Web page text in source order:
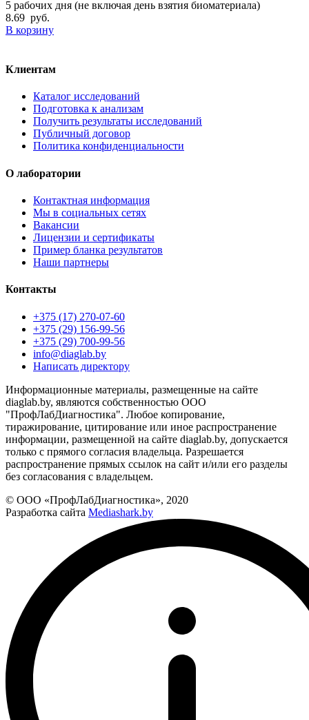
5 рабочих дня (не включая день взятия биоматериала)
8.69 руб.
В корзину
Клиентам
Каталог исследований
Подготовка к анализам
Получить результаты исследований
Публичный договор
Политика конфиденциальности
О лаборатории
Контактная информация
Мы в социальных сетях
Вакансии
Лицензии и сертификаты
Пример бланка результатов
Наши партнеры
Контакты
+375 (17) 270-07-60
+375 (29) 156-99-56
+375 (29) 700-99-56
info@diaglab.by
Написать директору
Информационные материалы, размещенные на сайте
diaglab.by, являются собственностью ООО
"ПрофЛабДиагностика". Любое копирование,
тиражирование, цитирование или иное распространение
информации, размещенной на сайте diaglab.by, допускается
только с прямого согласия владельца. Разрешается
распространение прямых ссылок на сайт и/или его разделы
без согласования с владельцем.
© ООО «ПрофЛабДиагностика», 2020
Разработка сайта Mediashark.by